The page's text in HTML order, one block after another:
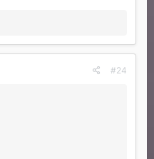
#24